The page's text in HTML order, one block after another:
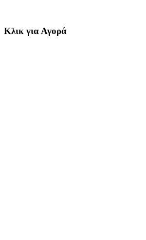
Κλικ για Αγορά